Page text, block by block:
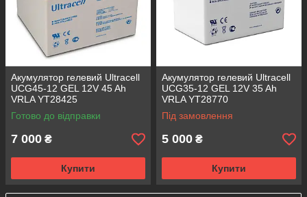
Акумулятор гелевий Ultracell
UCG45-12 GEL 12V 45 Ah
VRLA YT28425
Готово до відправки
7 000 ₴
Купити
Акумулятор гелевий Ultracell
UCG35-12 GEL 12V 35 Ah
VRLA YT28770
Під замовлення
5 000 ₴
Купити